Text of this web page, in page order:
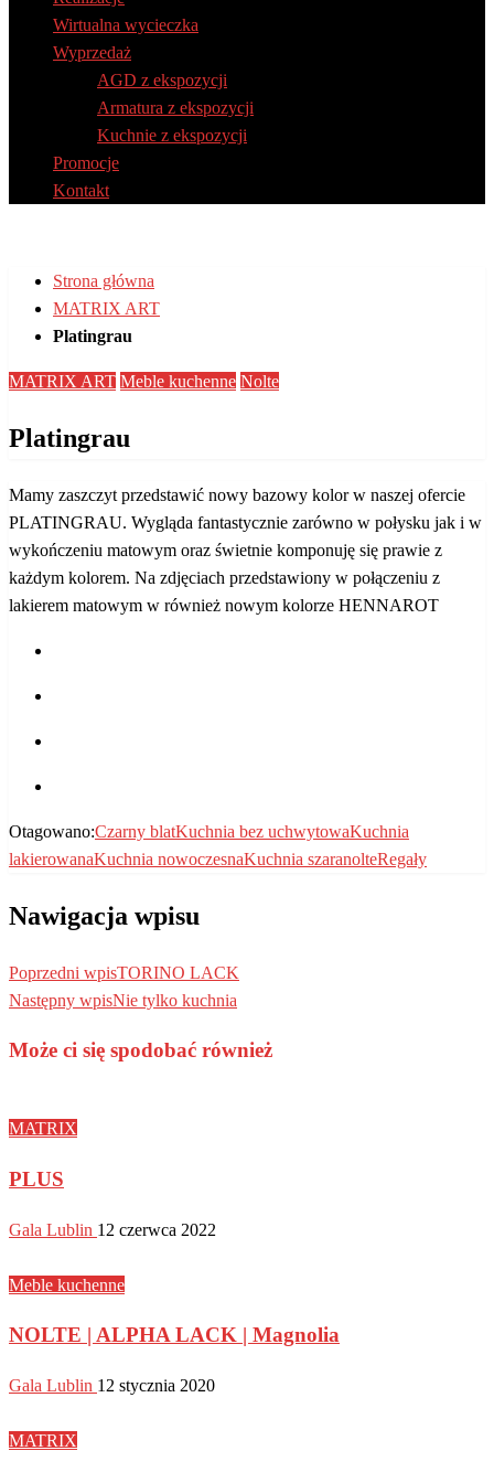
Wirtualna wycieczka
Wyprzedaż
AGD z ekspozycji
Armatura z ekspozycji
Kuchnie z ekspozycji
Promocje
Kontakt
Strona główna
MATRIX ART
Platingrau
MATRIX ART Meble kuchenne Nolte
Platingrau
Mamy zaszczyt przedstawić nowy bazowy kolor w naszej ofercie
PLATINGRAU. Wygląda fantastycznie zarówno w połysku jak i w
wykończeniu matowym oraz świetnie komponuję się prawie z
każdym kolorem. Na zdjęciach przedstawiony w połączeniu z
lakierem matowym w również nowym kolorze HENNAROT
Otagowano:Czarny blatKuchnia bez uchwytowaKuchnia
lakierowanaKuchnia nowoczesnaKuchnia szaranolteRegały
Nawigacja wpisu
Poprzedni wpisTORINO LACK
Następny wpisNie tylko kuchnia
Może ci się spodobać również
MATRIX
PLUS
Gala Lublin 12 czerwca 2022
Meble kuchenne
NOLTE | ALPHA LACK | Magnolia
Gala Lublin 12 stycznia 2020
MATRIX